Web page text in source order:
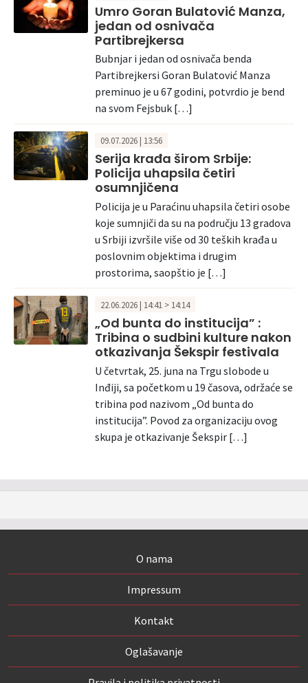
Umro Goran Bulatović Manza,
jedan od osnivača
Partibrejkersa
Bubnjar i jedan od osnivača benda
Partibrejkersi Goran Bulatović Manza
preminuo je u 67 godini, potvrdio je bend
na svom Fejsbuk […]
09.07.2026 | 13:56
Serija krađa širom Srbije:
Policija uhapsila četiri
osumnjičena
Policija je u Paraćinu uhapsila četiri osobe
koje sumnjiči da su na području 13 gradova
u Srbiji izvršile više od 30 teških krađa u
poslovnim objektima i drugim
prostorima, saopštio je […]
22.06.2026 | 14:41 > 14:14
„Od bunta do institucija” :
Tribina o sudbini kulture nakon
otkazivanja Šekspir festivala
U četvrtak, 25. juna na Trgu slobode u
Inđiji, sa početkom u 19 časova, održaće se
tribina pod nazivom „Od bunta do
institucija”. Povod za organizaciju ovog
skupa je otkazivanje Šekspir […]
O nama
Impressum
Kontakt
Oglašavanje